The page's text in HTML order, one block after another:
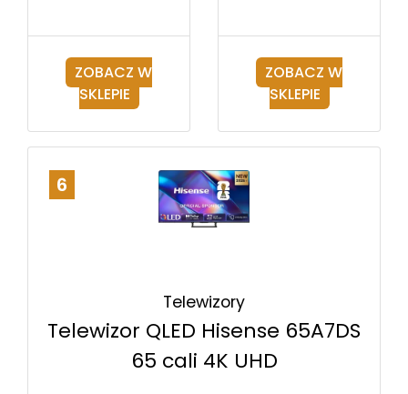
ZOBACZ W
SKLEPIE
ZOBACZ W
SKLEPIE
6
Telewizory
Telewizor QLED Hisense 65A7DS
65 cali 4K UHD